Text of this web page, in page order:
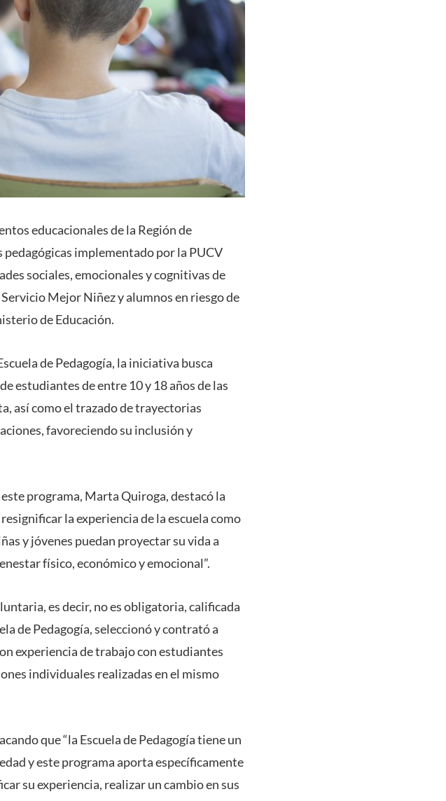
educacionales de la Región de
implementado por la PUCV
sociales, emocionales y cognitivas de
Mejor Niñez y alumnos en riesgo de
de Educación.
de Pedagogía, la iniciativa busca
estudiantes de entre 10 y 18 años de las
así como el trazado de trayectorias
favoreciendo su inclusión y
programa, Marta Quiroga, destacó la
la experiencia de la escuela como
y jóvenes puedan proyectar su vida a
físico, económico y emocional”.
es decir, no es obligatoria, calificada
de Pedagogía, seleccionó y contrató a
experiencia de trabajo con estudiantes
individuales realizadas en el mismo
que “la Escuela de Pedagogía tiene un
y este programa aporta específicamente
su experiencia, realizar un cambio en sus